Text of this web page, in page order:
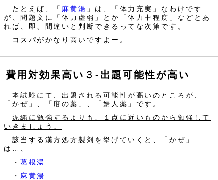
たとえば、「 麻黄湯 」は、「体力充実」なわけです
が、問題文に「体力虚弱」とか「体力中程度」などとあ
れば、即、間違いと判断できるってな次第です。
コスパがかなり高いですよー。
費用対効果高い３‐出題可能性が高い
本試験にて、出題される可能性が高いのところが、
「かぜ」、「疳の薬」、「婦人薬」です。
泥縄に勉強するよりも、１点に近いものから勉強して
いきましょう。
該当する漢方処方製剤を挙げていくと、「かぜ」
は…、
・ 葛根湯
・ 麻黄湯